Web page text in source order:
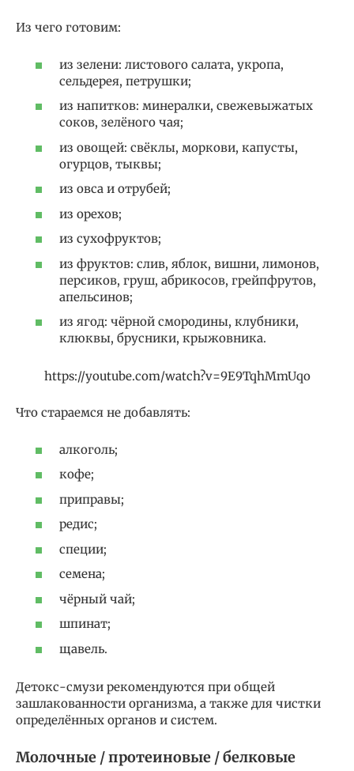
Из чего готовим:
из зелени: листового салата, укропа,
сельдерея, петрушки;
из напитков: минералки, свежевыжатых
соков, зелёного чая;
из овощей: свёклы, моркови, капусты,
огурцов, тыквы;
из овса и отрубей;
из орехов;
из сухофруктов;
из фруктов: слив, яблок, вишни, лимонов,
персиков, груш, абрикосов, грейпфрутов,
апельсинов;
из ягод: чёрной смородины, клубники,
клюквы, брусники, крыжовника.
https://youtube.com/watch?v=9E9TqhMmUqo
Что стараемся не добавлять:
алкоголь;
кофе;
приправы;
редис;
специи;
семена;
чёрный чай;
шпинат;
щавель.
Детокс-смузи рекомендуются при общей
зашлакованности организма, а также для чистки
определённых органов и систем.
Молочные / протеиновые / белковые